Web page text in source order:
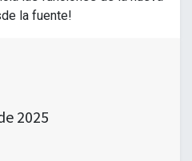
la fuente!
2025